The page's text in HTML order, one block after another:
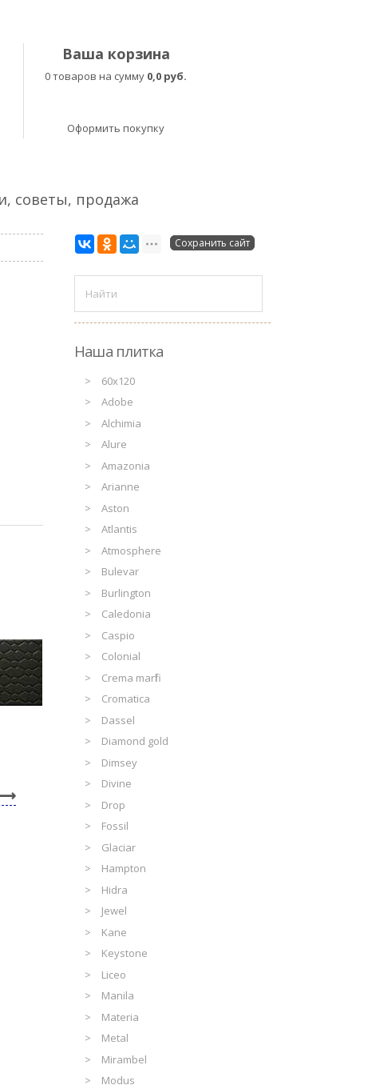
Ваша корзина
0 товаров на сумму 0,0 руб.
Оформить покупку
советы, продажа
Сохранить сайт
Наша плитка
60x120
Adobe
Alchimia
Alure
Amazonia
Arianne
Aston
Atlantis
Atmosphere
Bulevar
Burlington
Caledonia
Caspio
Colonial
Crema marfil
Cromatica
Dassel
Diamond gold
Dimsey
Divine
Drop
Fossil
Glaciar
Hampton
Hidra
Jewel
Kane
Keystone
Liceo
Manila
Materia
Metal
Mirambel
Modus